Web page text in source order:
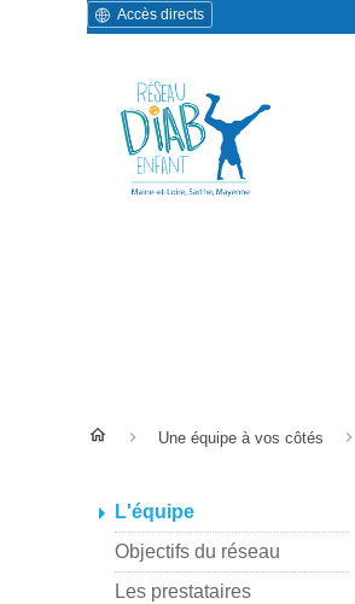
Accès directs
Une équipe à vos côtés
L'équipe
Objectifs du réseau
Les prestataires